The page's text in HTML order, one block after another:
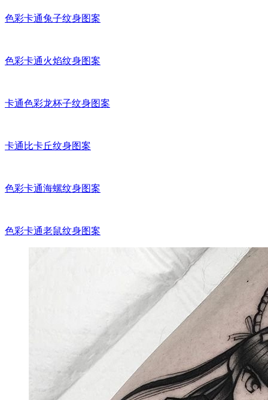
色彩卡通兔子纹身图案
色彩卡通火焰纹身图案
卡通色彩龙杯子纹身图案
卡通比卡丘纹身图案
色彩卡通海螺纹身图案
色彩卡通老鼠纹身图案